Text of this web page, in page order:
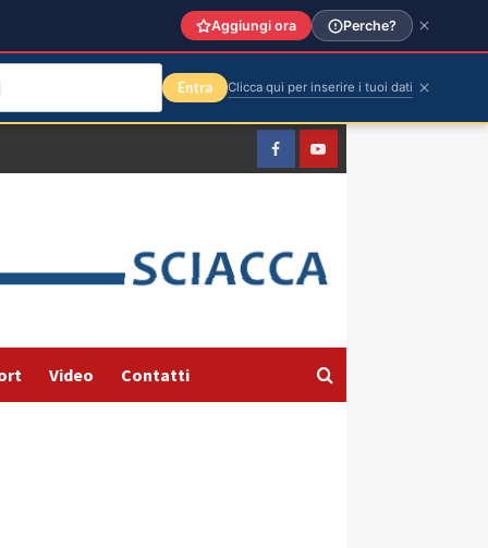
FacebookYountube
Video Contatti
Aggiungi ora Perche?
Entra Clicca qui per inserire i tuoi dati